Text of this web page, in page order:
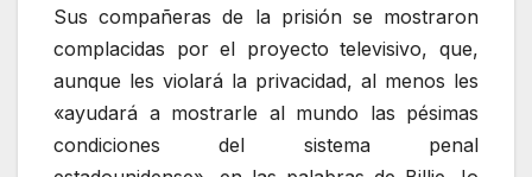
Sus compañeras de la prisión se mostraron
complacidas por el proyecto televisivo, que,
aunque les violará la privacidad, al menos les
«ayudará a mostrarle al mundo las pésimas
condiciones del sistema penal